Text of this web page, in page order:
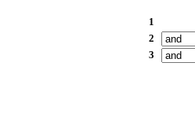
1
2
3